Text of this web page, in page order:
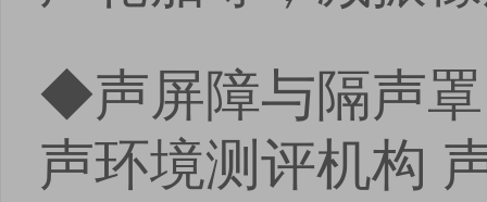
◆声屏障与隔声
声环境测评机构